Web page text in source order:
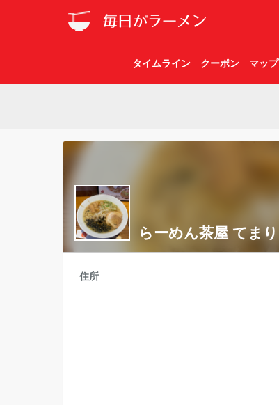
タイムライン クーポン マップ
らーめん茶屋 てまり
住所